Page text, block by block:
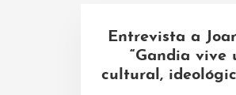
Entrevista a
“Gandia vive
cultural,